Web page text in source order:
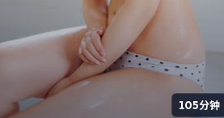
105分钟